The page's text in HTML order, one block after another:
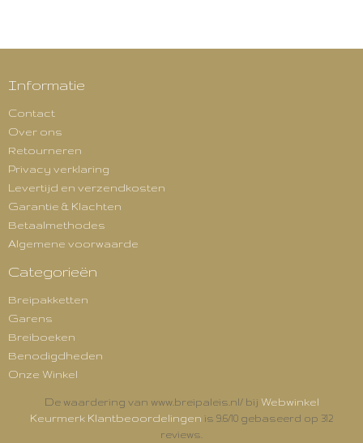
Informatie
Contact
Over ons
Retourneren
Privacy verklaring
Levertijd en verzendkosten
Garantie & Klachten
Betaalmethodes
Algemene voorwaarde
Categorieën
Breipakketten
Garens
Breiboeken
Benodigdheden
Onze Winkel
De waardering van www.breipaleis.nl/ bij Webwinkel
Keurmerk Klantbeoordelingen is 9.6/10 gebaseerd op 312
reviews.